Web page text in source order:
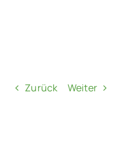
Zurück Weiter